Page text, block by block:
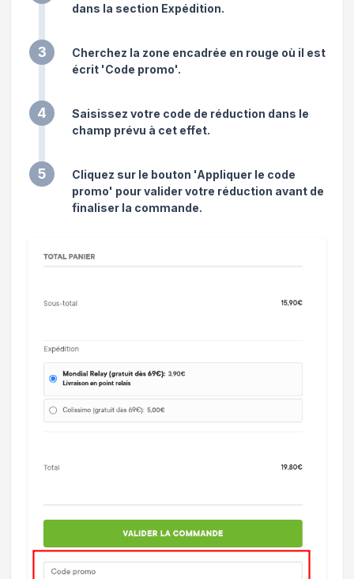
dans la section Expédition.
3
Cherchez la zone encadrée en rouge où il est
écrit 'Code promo'.
4
Saisissez votre code de réduction dans le
champ prévu à cet effet.
5
Cliquez sur le bouton 'Appliquer le code
promo' pour valider votre réduction avant de
finaliser la commande.